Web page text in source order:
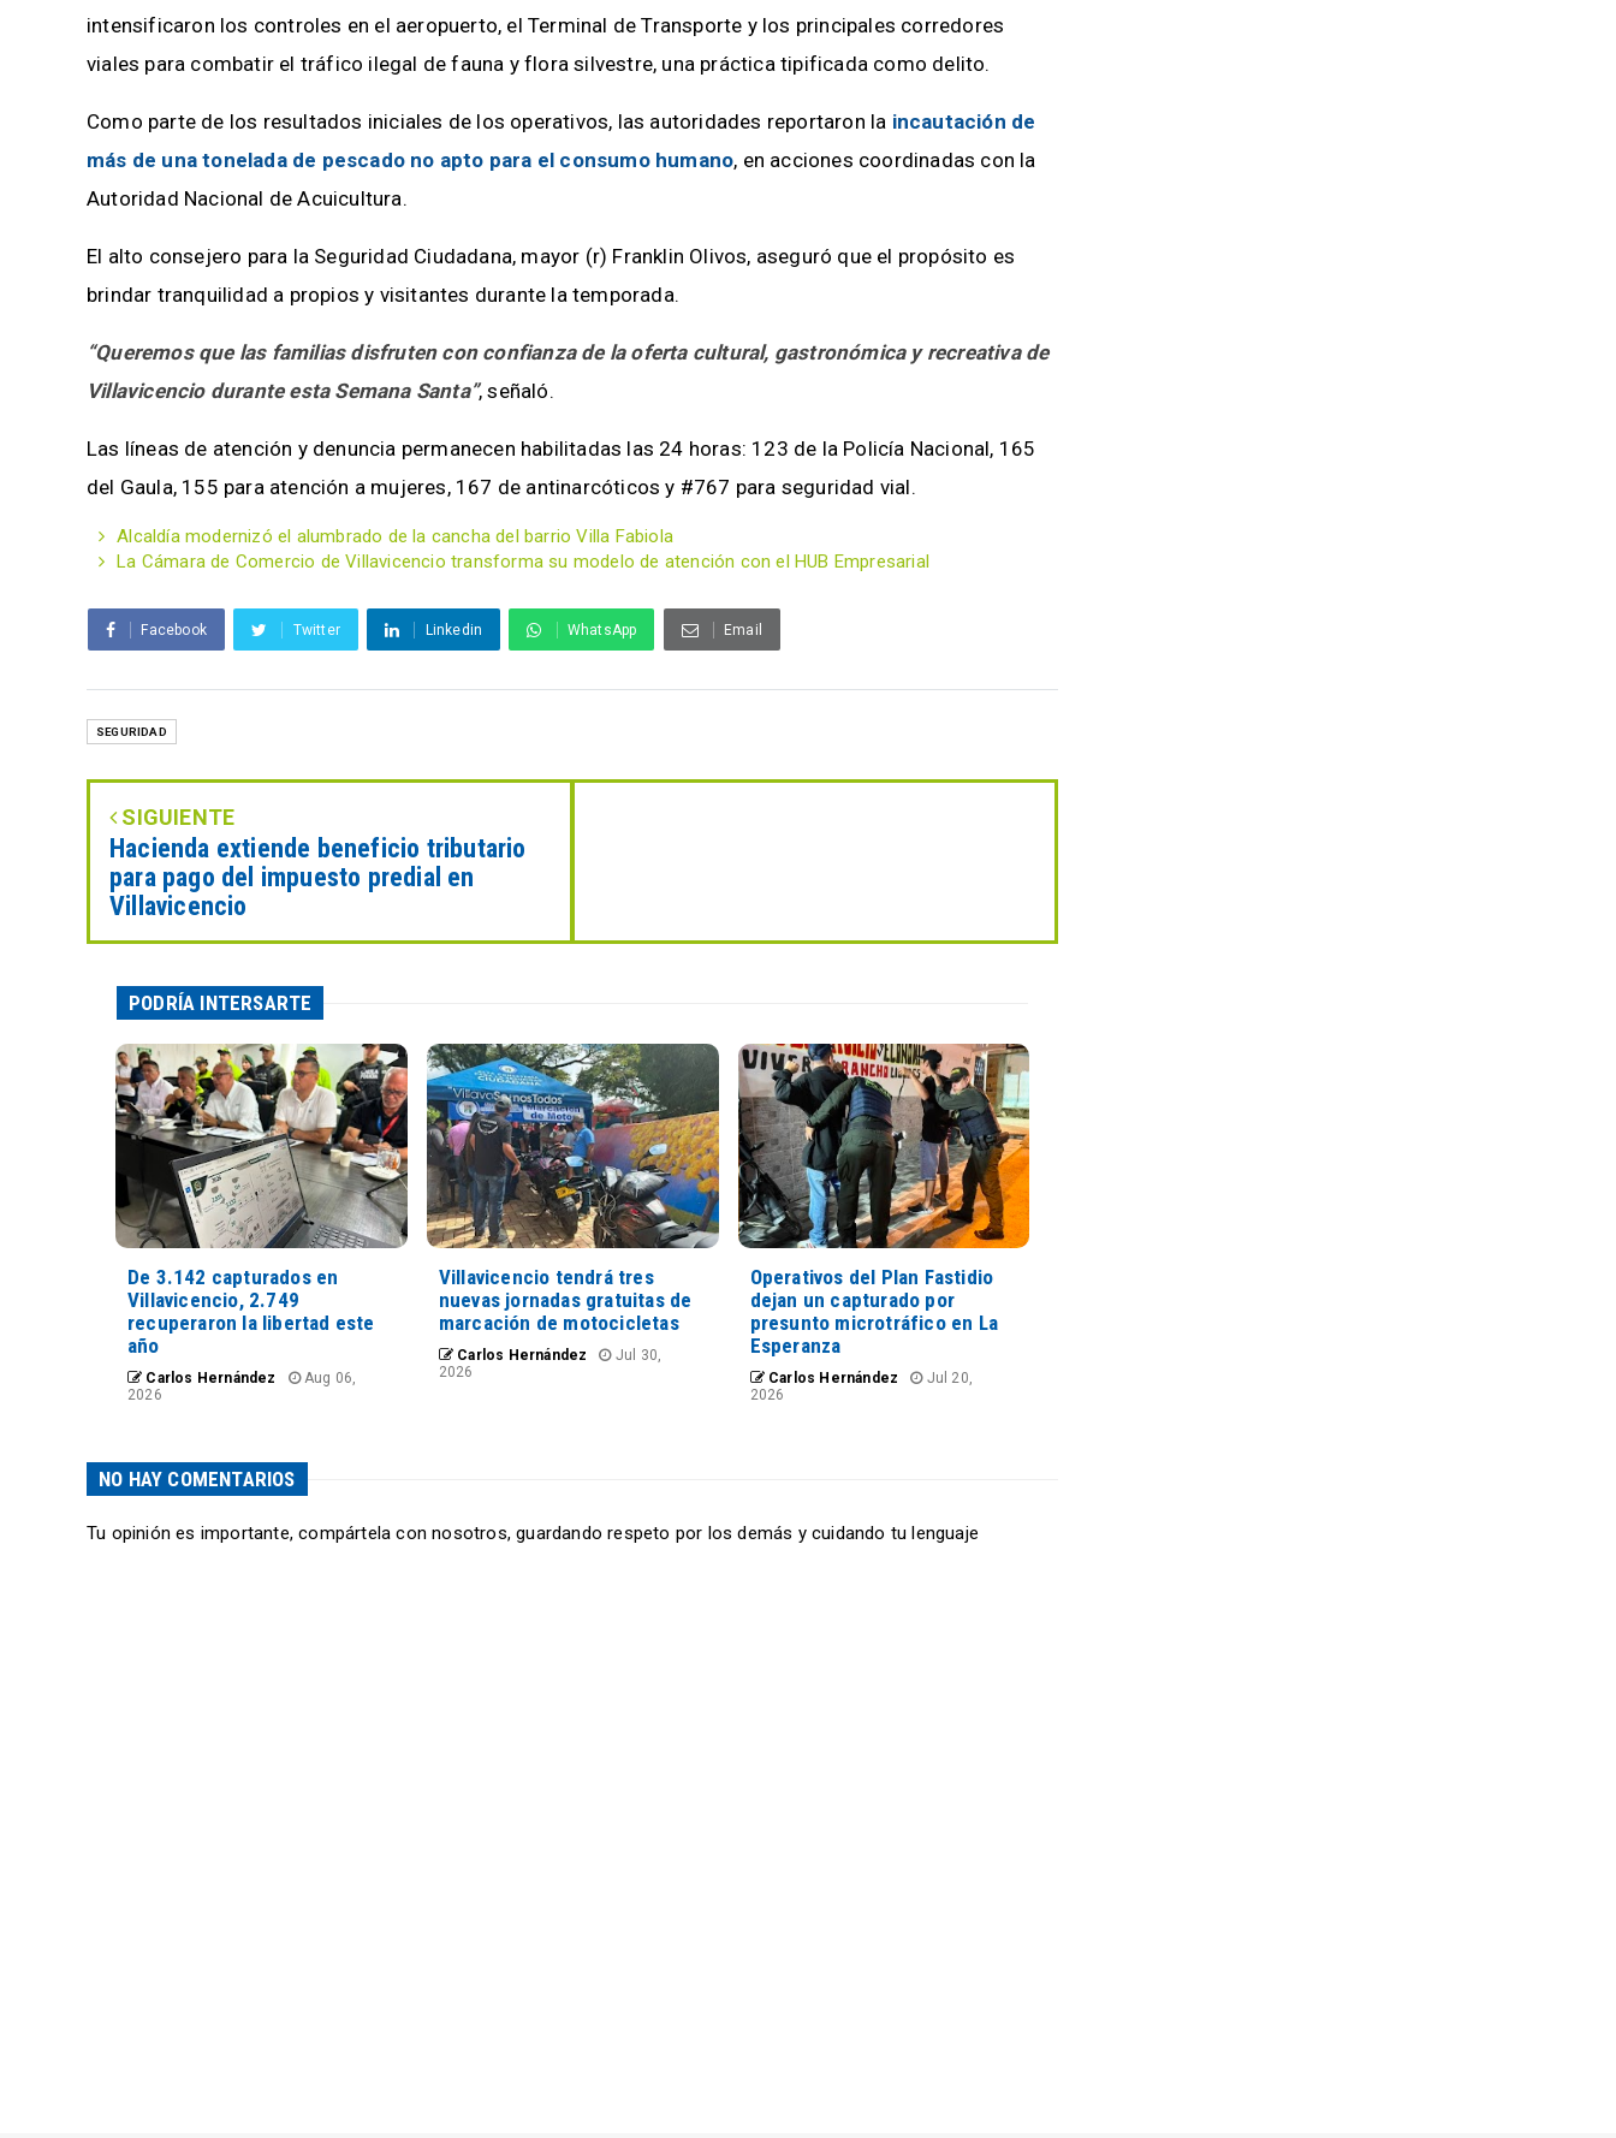
intensificaron los controles en el aeropuerto, el Terminal de Transporte y los principales corredores
viales para combatir el tráfico ilegal de fauna y flora silvestre, una práctica tipificada como delito.
Como parte de los resultados iniciales de los operativos, las autoridades reportaron la incautación de
más de una tonelada de pescado no apto para el consumo humano, en acciones coordinadas con la
Autoridad Nacional de Acuicultura.
El alto consejero para la Seguridad Ciudadana, mayor (r) Franklin Olivos, aseguró que el propósito es
brindar tranquilidad a propios y visitantes durante la temporada.
“Queremos que las familias disfruten con confianza de la oferta cultural, gastronómica y recreativa de
Villavicencio durante esta Semana Santa”, señaló.
Las líneas de atención y denuncia permanecen habilitadas las 24 horas: 123 de la Policía Nacional, 165
del Gaula, 155 para atención a mujeres, 167 de antinarcóticos y #767 para seguridad vial.
Alcaldía modernizó el alumbrado de la cancha del barrio Villa Fabiola
La Cámara de Comercio de Villavicencio transforma su modelo de atención con el HUB Empresarial
Facebook Twitter Linkedin WhatsApp Email
SEGURIDAD
SIGUIENTE
Hacienda extiende beneficio tributario
para pago del impuesto predial en
Villavicencio
PODRÍA INTERSARTE
De 3.142 capturados en
Villavicencio, 2.749
recuperaron la libertad este
año
Carlos Hernández
Aug 06,
2026
Villavicencio tendrá tres
nuevas jornadas gratuitas de
marcación de motocicletas
Carlos Hernández
Jul 30,
2026
Operativos del Plan Fastidio
dejan un capturado por
presunto microtráfico en La
Esperanza
Carlos Hernández
Jul 20,
2026
NO HAY COMENTARIOS
Tu opinión es importante, compártela con nosotros, guardando respeto por los demás y cuidando tu lenguaje